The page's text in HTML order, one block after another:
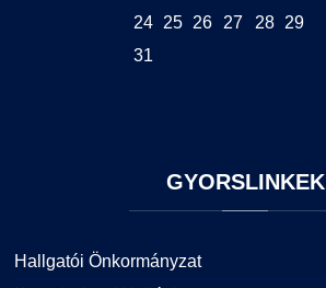
24
25 26 27 28 29
31
GYORSLINKEK
Hallgatói Önkormányzat